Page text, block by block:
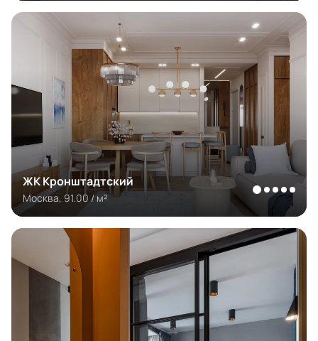
ЖК Кронштадтский
Москва, 91.00 / м²